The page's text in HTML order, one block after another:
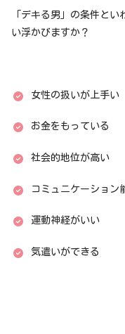
「デキる男」の条件と
い浮かびますか？
女性の扱いが上手い
お金をもっている
社会的地位が高い
コミュニケーション
運動神経がいい
気遣いができる